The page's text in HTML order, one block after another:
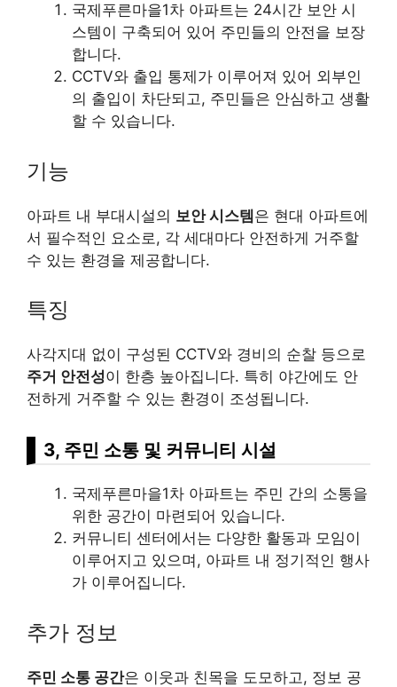
국제푸른마을1차 아파트는 24시간 보안 시
스템이 구축되어 있어 주민들의 안전을 보장
합니다.
CCTV와 출입 통제가 이루어져 있어 외부인
의 출입이 차단되고, 주민들은 안심하고 생활
할 수 있습니다.
기능
아파트 내 부대시설의 보안 시스템은 현대 아파트에
서 필수적인 요소로, 각 세대마다 안전하게 거주할
수 있는 환경을 제공합니다.
특징
사각지대 없이 구성된 CCTV와 경비의 순찰 등으로
주거 안전성이 한층 높아집니다. 특히 야간에도 안
전하게 거주할 수 있는 환경이 조성됩니다.
3, 주민 소통 및 커뮤니티 시설
국제푸른마을1차 아파트는 주민 간의 소통을
위한 공간이 마련되어 있습니다.
커뮤니티 센터에서는 다양한 활동과 모임이
이루어지고 있으며, 아파트 내 정기적인 행사
가 이루어집니다.
추가 정보
주민 소통 공간은 이웃과 친목을 도모하고, 정보 공